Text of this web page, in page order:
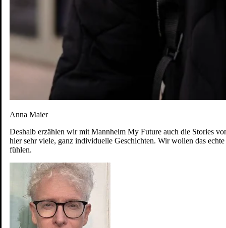
Anna Maier
Deshalb erzählen wir mit Mannheim My Future auch die Stories
hier sehr viele, ganz individuelle Geschichten. Wir wollen das
fühlen.